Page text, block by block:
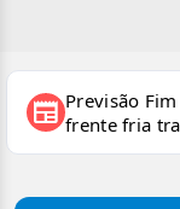
newspaper Previsão
frente fria
país